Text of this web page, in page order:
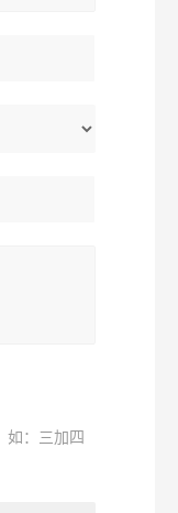
如：三加四